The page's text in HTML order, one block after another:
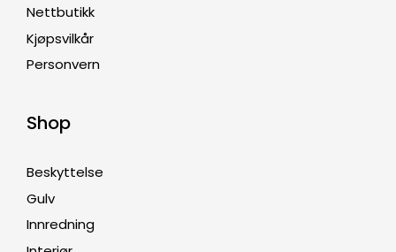
Nettbutikk
Kjøpsvilkår
Personvern
Shop
Beskyttelse
Gulv
Innredning